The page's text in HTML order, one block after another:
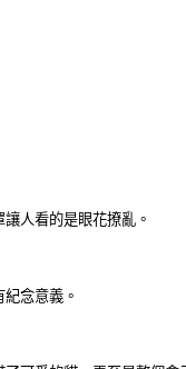
人看的是眼花撩亂。
念意義。